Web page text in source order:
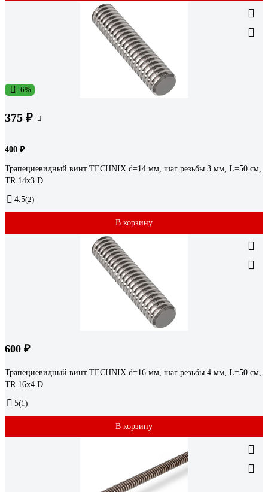
-6%
375 ₽
400 ₽
Трапециевидный винт TECHNIX d=14 мм, шаг резьбы 3 мм, L=50 см,
TR 14х3 D
4.5(2)
В корзину
600 ₽
Трапециевидный винт TECHNIX d=16 мм, шаг резьбы 4 мм, L=50 см,
TR 16х4 D
5(1)
В корзину